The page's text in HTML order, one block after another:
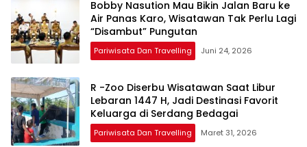
Bobby Nasution Mau Bikin Jalan Baru ke
Air Panas Karo, Wisatawan Tak Perlu Lagi
“Disambut” Pungutan
Pariwisata Dan Travelling Juni 24, 2026
R -Zoo Diserbu Wisatawan Saat Libur
Lebaran 1447 H, Jadi Destinasi Favorit
Keluarga di Serdang Bedagai
Pariwisata Dan Travelling Maret 31, 2026